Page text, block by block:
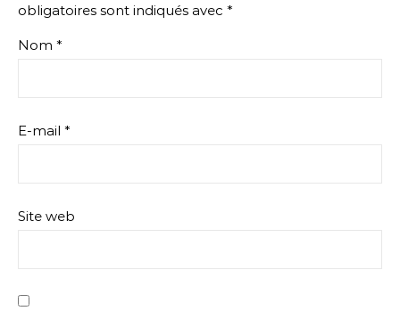
obligatoires sont indiqués avec *
Nom *
E-mail *
Site web